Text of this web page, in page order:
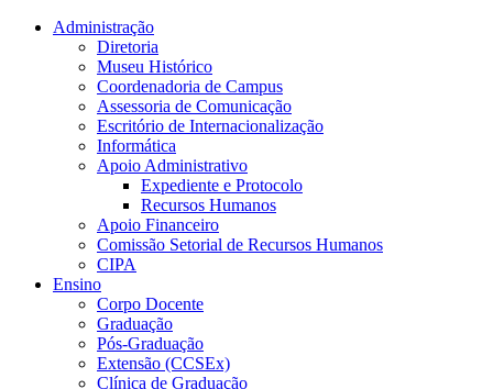
Conteúdo principal Menu principal
Administração
Diretoria
Museu Histórico
Coordenadoria de Campus
Assessoria de Comunicação
Escritório de Internacionalização
Informática
Apoio Administrativo
Expediente e Protocolo
Recursos Humanos
Apoio Financeiro
Comissão Setorial de Recursos Humanos
CIPA
Ensino
Corpo Docente
Graduação
Pós-Graduação
Extensão (CCSEx)
Clínica de Graduação